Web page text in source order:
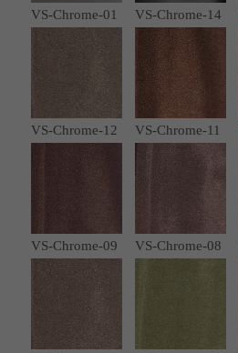
VS-Chrome-01 VS-Chrome-14
VS-Chrome-12 VS-Chrome-11
VS-Chrome-09 VS-Chrome-08